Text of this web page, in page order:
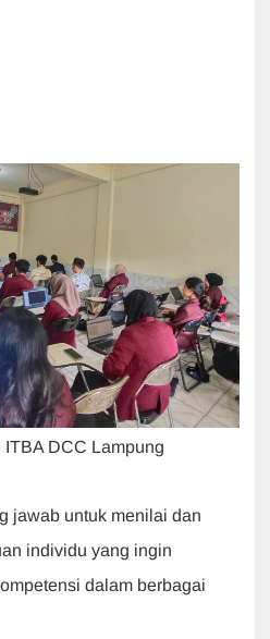
DCC Lampung
jawab untuk menilai dan
individu yang ingin
dalam berbagai